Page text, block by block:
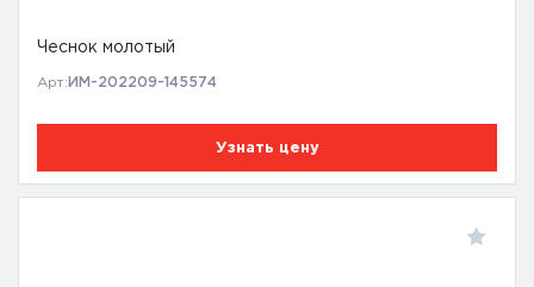
Чеснок молотый
Арт: ИМ-202209-145574
Узнать цену